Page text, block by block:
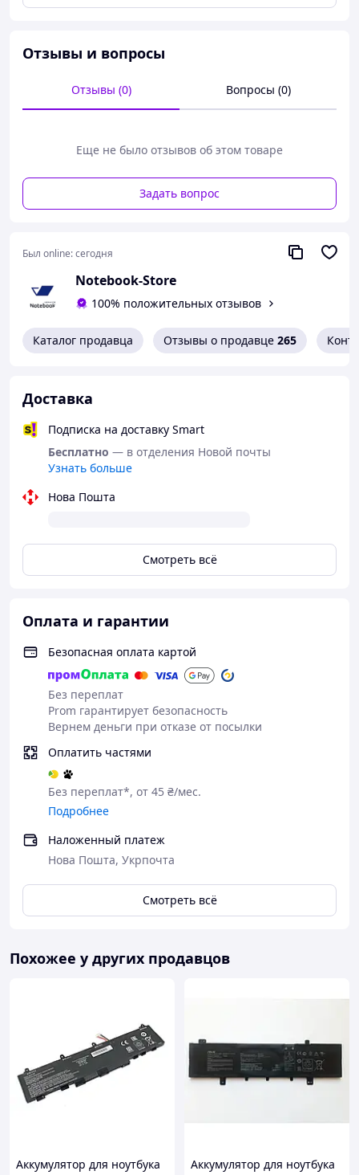
- У вас есть время, чтобы без риска проверить
работоспособность.
вернуть его.
- Время работы магазина ПН-ПТ с 10:00 до 18:00, СБ-ВС
- Время обработки заказа в течение 1-2 рабочих дней.
Доставка:
- Самовывоз в г. Одесса, ул. Малая Арнаутская 70 (по
предварительной договоренности).
Если у Вас есть какие-либо вопросы, будем рады
Отзывы и вопросы
Отзывы (0) Вопросы (0)
Еще не было отзывов об этом товаре
Задать вопрос
Был online:сегодня
Notebook-Store
100% положительных отзывов
Каталог продавца Отзывы о продавце 265
Доставка
Подписка на доставку Smart
Бесплатно — в отделения Новой почты
Узнать больше
Нова Пошта
Смотреть всё
Оплата и гарантии
Безопасная оплата картой
Без переплат
Prom гарантирует безопасность
Вернем деньги при отказе от посылки
Оплатить частями
Без переплат*, от 45 ₴/мес.
Подробнее
Наложенный платеж
Нова Пошта, Укрпочта
Смотреть всё
Похожее у других продавцов
Аккумулятор для ноутбука
Аккумулятор для ноутбука